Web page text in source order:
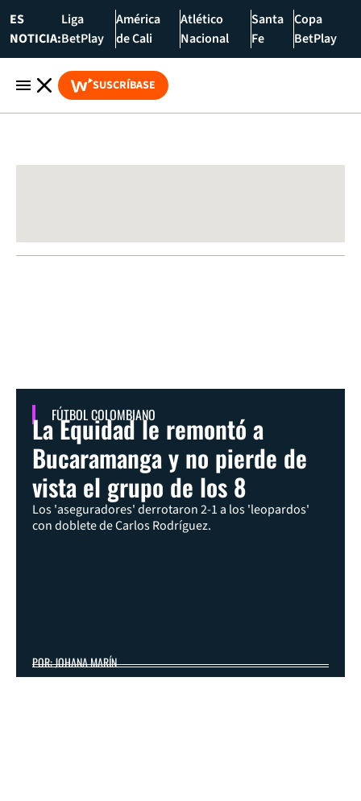
ES
NOTICIA:
Liga
BetPlay
América
de Cali
Atlético
Nacional
Santa
Fe
Copa
BetPlay
SUSCRÍBASE
FÚTBOL COLOMBIANO
La Equidad le remontó a
Bucaramanga y no pierde de
vista el grupo de los 8
Los 'aseguradores' derrotaron 2-1 a los 'leopardos'
con doblete de Carlos Rodríguez.
POR: JOHANA MARÍN